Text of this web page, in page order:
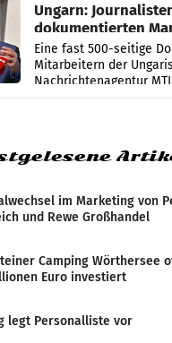
Ungarn:
dokumentierten
Zensur
Eine fast 500-seitige
Mitarbeitern der
Nachrichtenagentur
systematische
im Marketing von
und Rewe Großhandel
Camping Wörthersee
Euro investiert
legt Personalliste vor